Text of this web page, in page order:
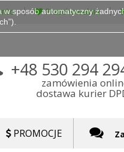
Przechowalnia
+48 530 294
zamówienia
dostawa kurier
PROMOCJE
sposób automatyczny